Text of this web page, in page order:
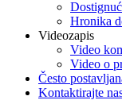
Hronika
Videozapis
Video
Video o
Često
Kontaktirajte